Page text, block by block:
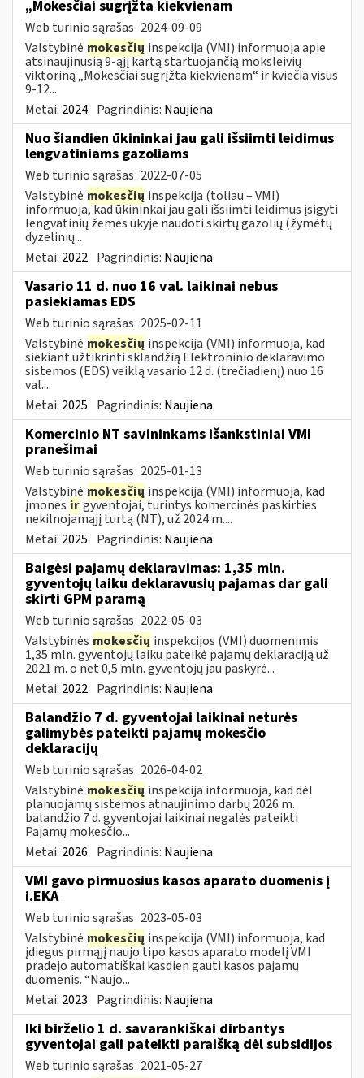
„Mokesčiai sugrįžta kiekvienam
Web turinio sąrašas 2024-09-09
Valstybinė mokesčių inspekcija (VMI) informuoja apie
atsinaujinusią 9-ąjį kartą startuojančią moksleivių
viktoriną „Mokesčiai sugrįžta kiekvienam“ ir kviečia visus
9-12...
Metai: 2024 Pagrindinis: Naujiena
Nuo šiandien ūkininkai jau gali išsiimti leidimus
lengvatiniams gazoliams
Web turinio sąrašas 2022-07-05
Valstybinė mokesčių inspekcija (toliau – VMI)
informuoja, kad ūkininkai jau gali išsiimti leidimus įsigyti
lengvatinių žemės ūkyje naudoti skirtų gazolių (žymėtų
dyzelinių...
Metai: 2022 Pagrindinis: Naujiena
Vasario 11 d. nuo 16 val. laikinai nebus
pasiekiamas EDS
Web turinio sąrašas 2025-02-11
Valstybinė mokesčių inspekcija (VMI) informuoja, kad
siekiant užtikrinti sklandžią Elektroninio deklaravimo
sistemos (EDS) veiklą vasario 12 d. (trečiadienį) nuo 16
val....
Metai: 2025 Pagrindinis: Naujiena
Komercinio NT savininkams išankstiniai VMI
pranešimai
Web turinio sąrašas 2025-01-13
Valstybinė mokesčių inspekcija (VMI) informuoja, kad
įmonės irgyventojai, turintys komercinės paskirties
nekilnojamąjį turtą (NT), už 2024 m....
Metai: 2025 Pagrindinis: Naujiena
Baigėsi pajamų deklaravimas: 1,35 mln.
gyventojų laiku deklaravusių pajamas dar gali
skirti GPM paramą
Web turinio sąrašas 2022-05-03
Valstybinės mokesčių inspekcijos (VMI) duomenimis
1,35 mln. gyventojų laiku pateikė pajamų deklaraciją už
2021 m. o net 0,5 mln. gyventojų jau paskyrė...
Metai: 2022 Pagrindinis: Naujiena
Balandžio 7 d. gyventojai laikinai neturės
galimybės pateikti pajamų mokesčio
deklaracijų
Web turinio sąrašas 2026-04-02
Valstybinė mokesčių inspekcija informuoja, kad dėl
planuojamų sistemos atnaujinimo darbų 2026 m.
balandžio 7 d. gyventojai laikinai negalės pateikti
Pajamų mokesčio...
Metai: 2026 Pagrindinis: Naujiena
VMI gavo pirmuosius kasos aparato duomenis į
i.EKA
Web turinio sąrašas 2023-05-03
Valstybinė mokesčių inspekcija (VMI) informuoja, kad
įdiegus pirmąjį naujo tipo kasos aparato modelį VMI
pradėjo automatiškai kasdien gauti kasos pajamų
duomenis. “Naujo...
Metai: 2023 Pagrindinis: Naujiena
Iki birželio 1 d. savarankiškai dirbantys
gyventojai gali pateikti paraišką dėl subsidijos
Web turinio sąrašas 2021-05-27